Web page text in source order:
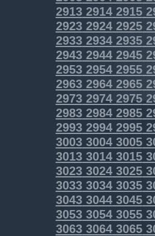
291329142915
292329242925
293329342935
294329442945
295329542955
296329642965
297329742975
298329842985
299329942995
300330043005
301330143015
302330243025
303330343035
304330443045
305330543055
306330643065